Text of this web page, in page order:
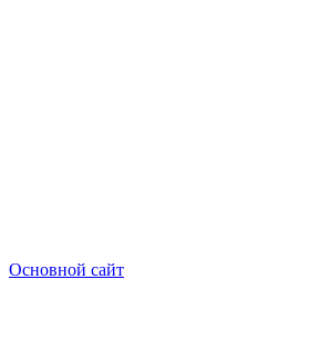
Основной сайт